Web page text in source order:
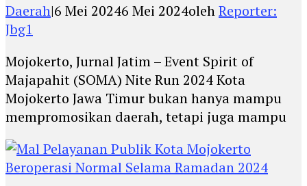
Daerah|6 Mei 20246 Mei 2024olehReporter:
Jbg1
Mojokerto, Jurnal Jatim – Event Spirit of
Majapahit (SOMA) Nite Run 2024 Kota
Mojokerto Jawa Timur bukan hanya mampu
mempromosikan daerah, tetapi juga mampu